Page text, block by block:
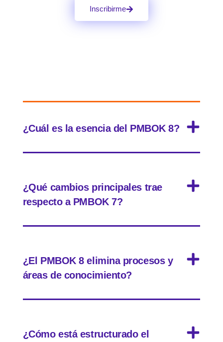
Inscribirme
¿Cuál es la esencia del PMBOK 8?
¿Qué cambios principales trae
respecto a PMBOK 7?
¿El PMBOK 8 elimina procesos y
áreas de conocimiento?
¿Cómo está estructurado el